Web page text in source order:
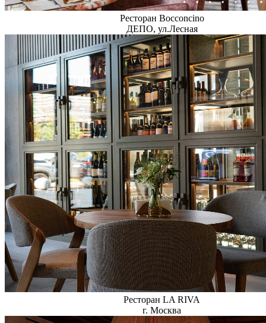
Ресторан Bocconcino
ДЕПО, ул.Лесная
Ресторан LA RIVA
г. Москва